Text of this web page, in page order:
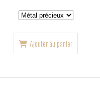
Ajouter au panier